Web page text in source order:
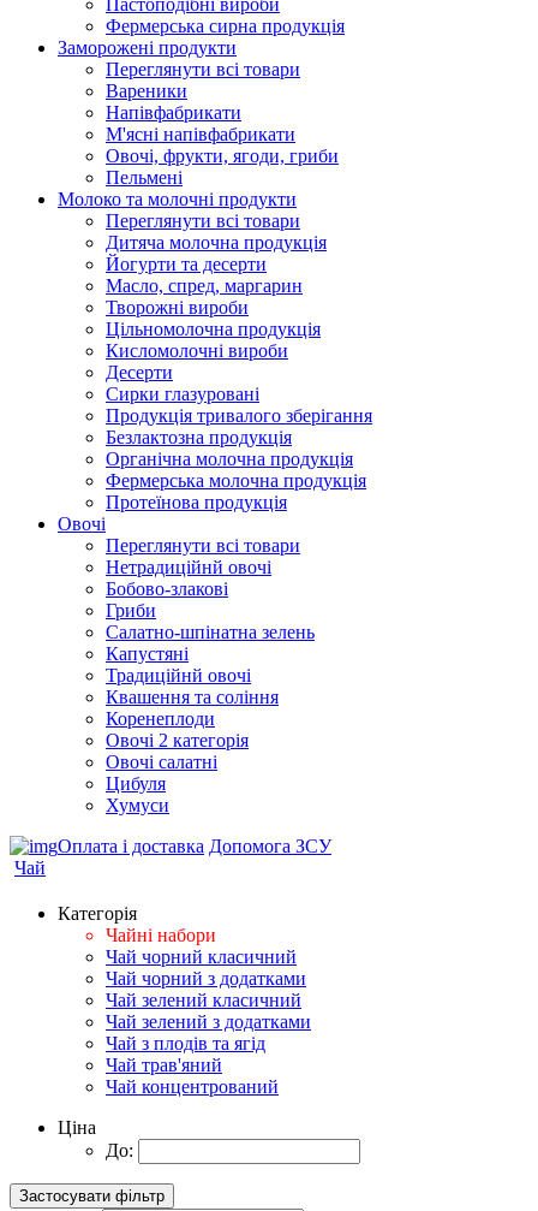
Пастоподібні вироби
Фермерська сирна продукція
Заморожені продукти
Переглянути всі товари
Вареники
Напівфабрикати
М'ясні напівфабрикати
Овочі, фрукти, ягоди, гриби
Пельмені
Молоко та молочні продукти
Переглянути всі товари
Дитяча молочна продукція
Йогурти та десерти
Масло, спред, маргарин
Творожні вироби
Цільномолочна продукція
Кисломолочні вироби
Десерти
Сирки глазуровані
Продукція тривалого зберігання
Безлактозна продукція
Органічна молочна продукція
Фермерська молочна продукція
Протеїнова продукція
Овочі
Переглянути всі товари
Нетрадиційнй овочі
Бобово-злакові
Гриби
Салатно-шпінатна зелень
Капустяні
Традиційнй овочі
Квашення та соління
Корeнеплоди
Овочі 2 категорія
Овочі салатні
Цибуля
Хумуси
Оплата і доставка Допомога ЗСУ
Чай
Категорія
Чайні набори
Чай чорний класичний
Чай чорний з додатками
Чай зелений класичний
Чай зелений з додатками
Чай з плодів та ягід
Чай трав'яний
Чай концентрований
Ціна
До: